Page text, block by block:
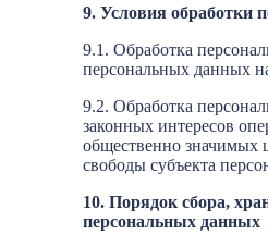
9. Условия обработки
9.1. Обработка
персональных данных
9.2. Обработка
законных интересов
общественно значимых
свободы субъекта
10. Порядок сбора,
персональных данных